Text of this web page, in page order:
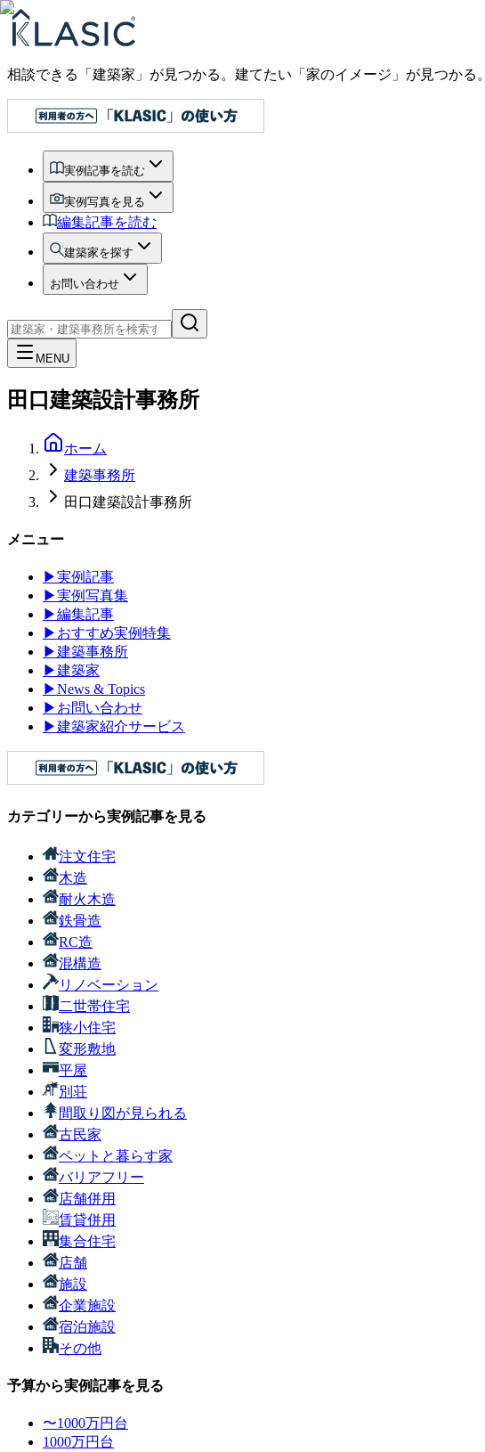
相談できる「建築家」が見つかる。建てたい「家のイメージ」が見つかる。
実例記事を読む
実例写真を見る
編集記事を読む
建築家を探す
お問い合わせ
MENU
田口建築設計事務所
ホーム
建築事務所
田口建築設計事務所
メニュー
▶実例記事
▶実例写真集
▶編集記事
▶ おすすめ実例特集
▶建築事務所
▶建築家
▶News & Topics
▶ お問い合わせ
▶建築家紹介サービス
カテゴリーから実例記事を見る
注文住宅
木造
耐火木造
鉄骨造
RC造
混構造
リノベーション
二世帯住宅
狭小住宅
変形敷地
平屋
別荘
間取り図が見られる
古民家
ペットと暮らす家
バリアフリー
店舗併用
賃貸併用
集合住宅
店舗
施設
企業施設
宿泊施設
その他
予算から実例記事を見る
〜1000万円台
1000万円台